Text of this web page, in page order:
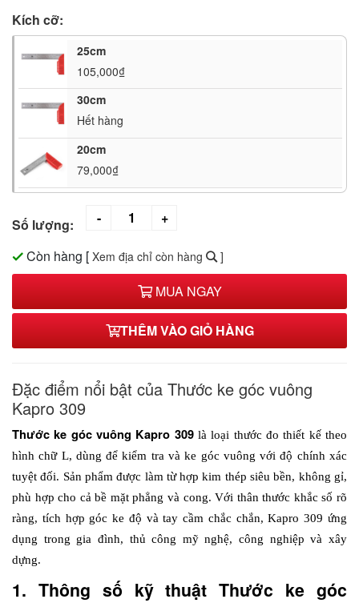
Kích cỡ:
25cm
105,000₫
30cm
Hết hàng
20cm
79,000₫
Số lượng:
Còn hàng [ Xem địa chỉ còn hàng ]
MUA NGAY
THÊM VÀO GIỎ HÀNG
Đặc điểm nổi bật của Thước ke góc vuông
Kapro 309
Thước ke góc vuông Kapro 309 là loại thước đo thiết kế theo
hình chữ L, dùng để kiểm tra và ke góc vuông với độ chính xác
tuyệt đối. Sản phẩm được làm từ hợp kim thép siêu bền, không gỉ,
phù hợp cho cả bề mặt phẳng và cong. Với thân thước khắc số rõ
ràng, tích hợp góc ke độ và tay cầm chắc chắn, Kapro 309 ứng
dụng trong gia đình, thủ công mỹ nghệ, công nghiệp và xây
dựng.
1. Thông số kỹ thuật Thước ke góc